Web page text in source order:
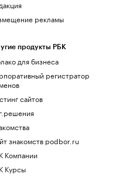
рекламы
продукты РБК
для бизнеса
регистратор
сайтов
знакомств podbor.ru
Компании
Курсы